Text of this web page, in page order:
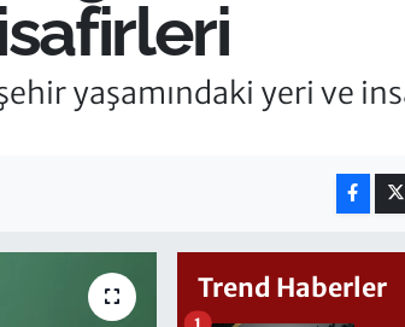
yaşamındaki yeri ve
Trend Haberler
1